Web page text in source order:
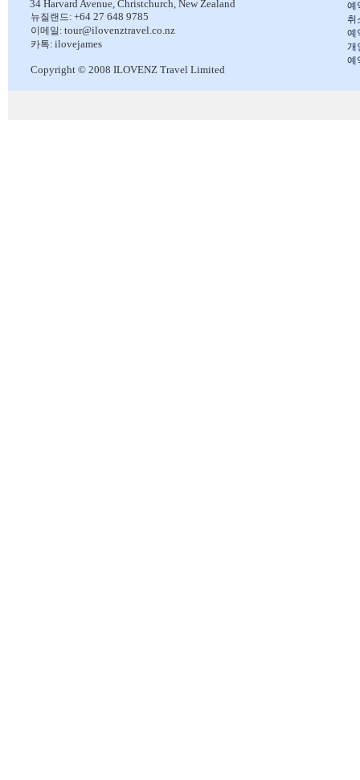
예
취
예
개
예
34 Harvard Avenue, Christchurch, New Zealand
뉴질랜드: +64 27 648 9785
이메일: tour@ilovenztravel.co.nz
카톡: ilovejames
Copyright © 2008 ILOVENZ Travel Limited